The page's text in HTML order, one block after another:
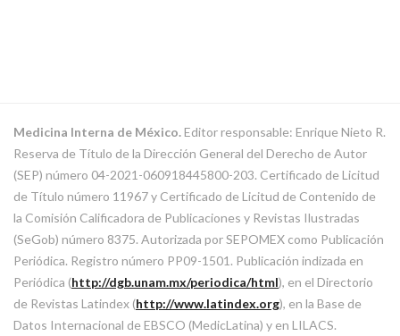
Medicina Interna de México.Editor responsable: Enrique Nieto R.
Reserva de Título de la Dirección General del Derecho de Autor
(SEP) número 04-2021-060918445800-203. Certificado de Licitud
de Título número 11967 y Certificado de Licitud de Contenido de
la Comisión Calificadora de Publicaciones y Revistas Ilustradas
(SeGob) número 8375. Autorizada por SEPOMEX como Publicación
Periódica. Registro número PP09-1501. Publicación indizada en
Periódica (http://dgb.unam.mx/periodica/html), en el Directorio
de Revistas Latindex (http://www.latindex.org), en la Base de
Datos Internacional de EBSCO (MedicLatina) y en LILACS.